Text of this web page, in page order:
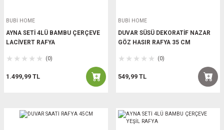
BUBİ HOME
AYNA SETİ 4LÜ BAMBU ÇERÇEVE
LACİVERT RAFYA
(0)
1.499,99 TL
BUBİ HOME
DUVAR SÜSÜ DEKORATİF NAZAR
GÖZ HASIR RAFYA 35 CM
(0)
549,99 TL